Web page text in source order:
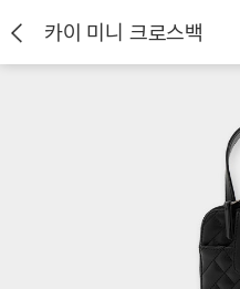
카이 미니 크로스백